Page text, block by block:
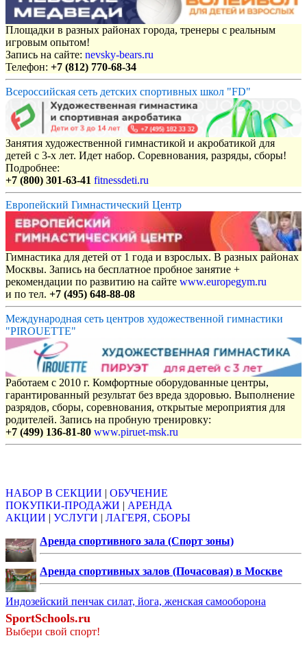
Площадки в разных районах города, тренеры с реальным
игровым опытом!
Запись на сайте: nevsky-bears.ru
Телефон: +7 (812) 770-68-34
Всероссийская сеть детских спортивных школ "FD"
Занятия художественной гимнастикой и акробатикой для
детей с 3-х лет. Идет набор. Соревнования, разряды, сборы!
Подробнее:
+7 (800) 301-63-41 fitnessdeti.ru
Европейский Гимнастический Центр
Гимнастика для детей от 1 года и взрослых. В разных районах
Москвы. Запись на бесплатное пробное занятие +
рекомендации по развитию на сайте www.europegym.ru
и по тел. +7 (495) 648-88-08
Международная сеть центров художественной гимнастики
"PIROUETTE"
Работаем с 2010 г. Комфортные оборудованные центры,
гарантированный результат без вреда здоровью. Выполнение
разрядов, сборы, соревнования, открытые мероприятия для
родителей. Запись на пробную тренировку:
+7 (499) 136-81-80 www.piruet-msk.ru
НАБОР В СЕКЦИИ | ОБУЧЕНИЕ
ПОКУПКИ-ПРОДАЖИ | АРЕНДА
АКЦИИ | УСЛУГИ | ЛАГЕРЯ, СБОРЫ
Аренда спортивного зала (Спорт зоны)
Аренда спортивных залов (Почасовая) в Москве
Индозейский пенчак силат, йога, женская самооборона
SportSchools.ru
Выбери свой спорт!